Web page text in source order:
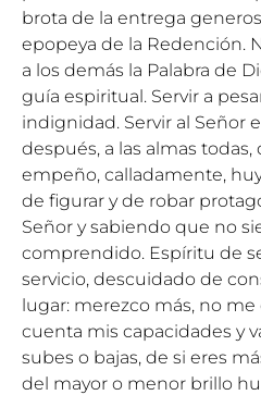
brota de la entrega
epopeya de la Redención.
a los demás la Palabra de
guía espiritual. Servir a
indignidad. Servir al Señor
después, a las almas todas,
empeño, calladamente,
de figurar y de robar
Señor y sabiendo que no
comprendido. Espíritu de
servicio, descuidado de
lugar: merezco más, no
cuenta mis capacidades y
subes o bajas, de si eres
del mayor o menor brillo